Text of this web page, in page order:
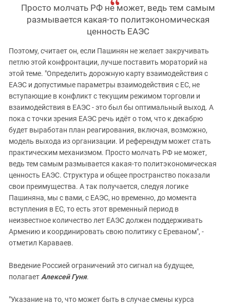
Просто молчать РФ не может, ведь тем самым
размывается какая-то политэкономическая
ценность ЕАЭС
Поэтому, считает он, если Пашинян не желает закручивать
петлю этой конфронтации, лучше поставить мораторий на
этой теме. "Определить дорожную карту взаимодействия с
ЕАЭС и допустимые параметры взаимодействия с ЕС, не
вступающие в конфликт с текущим режимом торговли и
взаимодействия в ЕАЭС - это был бы оптимальный выход. А
пока с точки зрения ЕАЭС речь идёт о том, что к декабрю
будет выработан план реагирования, включая, возможно,
модель выхода из организации. И референдум может стать
практическим механизмом. ‎Просто молчать РФ не может,
ведь тем самым размывается какая-то политэкономическая
ценность ЕАЭС. Структура и общее пространство показали
свои преимущества. А так получается, следуя логике
Пашиняна, мы с вами, с ЕАЭС, но временно, до момента
вступления в ЕС, то есть этот временный период в
неизвестное количество лет ЕАЭС должен поддерживать
Армению и координировать свою политику с Ереваном", -
отметил Караваев.
Введение Россией ограничений это сигнал на будущее,
полагает Алексей Гуня.
"Указание на то, что может быть в случае смены курса